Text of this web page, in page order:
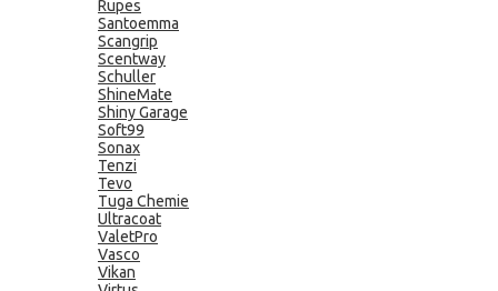
Rupes
Santoemma
Scangrip
Scentway
Schuller
ShineMate
Shiny Garage
Soft99
Sonax
Tenzi
Tevo
Tuga Chemie
Ultracoat
ValetPro
Vasco
Vikan